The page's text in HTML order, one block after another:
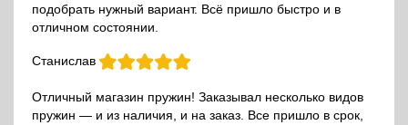
подобрать нужный вариант. Всё пришло быстро и в
отличном состоянии.
Станислав
Отличный магазин пружин! Заказывал несколько видов
пружин — и из наличия, и на заказ. Все пришло в срок,